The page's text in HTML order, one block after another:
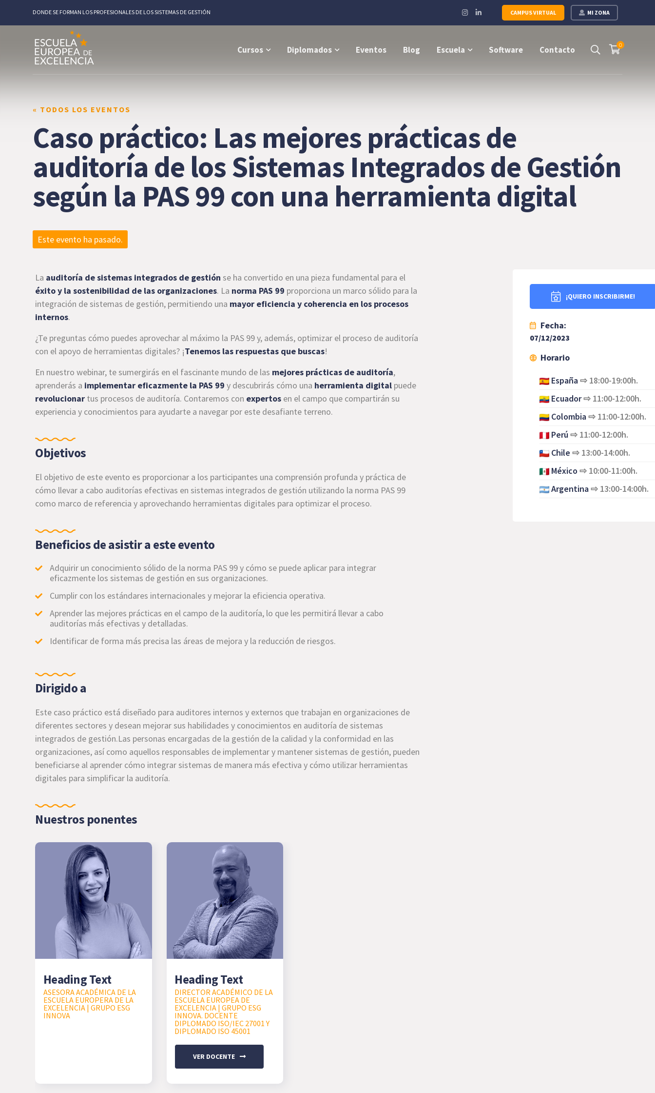
MI ZONA
CAMPUS VIRTUAL
DONDE SE FORMAN LOS PROFESIONALES DE LOS SISTEMAS DE GESTIÓN
Instagram
Profile
LinkedIn
Profile
0
Cursos Diplomados Eventos Blog Escuela Software Contacto
« TODOS LOS EVENTOS
Caso práctico: Las mejores prácticas de
auditoría de los Sistemas Integrados de Gestión
según la PAS 99 con una herramienta digital
Este evento ha pasado.
¡QUIERO INSCRIBIRME!
Fecha:
07/12/2023
Horario
España⇨ 18:00-19:00h.
Ecuador⇨ 11:00-12:00h.
Colombia⇨ 11:00-12:00h.
Perú⇨ 11:00-12:00h.
Chile ⇨ 13:00-14:00h.
México ⇨ 10:00-11:00h.
Argentina⇨ 13:00-14:00h.
La auditoría de sistemas integrados de gestión se ha convertido en una pieza fundamental para el
éxito y la sostenibilidad de las organizaciones. La norma PAS 99 proporciona un marco sólido para la
integración de sistemas de gestión, permitiendo una mayor eficiencia y coherencia en los procesos
internos.
¿Te preguntas cómo puedes aprovechar al máximo la PAS 99 y, además, optimizar el proceso de auditoría
con el apoyo de herramientas digitales? ¡Tenemos las respuestas que buscas!
En nuestro webinar, te sumergirás en el fascinante mundo de las mejores prácticas de auditoría,
aprenderás a implementar eficazmente la PAS 99 y descubrirás cómo una herramienta digital puede
revolucionar tus procesos de auditoría. Contaremos con expertos en el campo que compartirán su
experiencia y conocimientos para ayudarte a navegar por este desafiante terreno.
Objetivos
El objetivo de este evento es proporcionar a los participantes una comprensión profunda y práctica de
cómo llevar a cabo auditorías efectivas en sistemas integrados de gestión utilizando la norma PAS 99
como marco de referencia y aprovechando herramientas digitales para optimizar el proceso.
Beneficios de asistir a este evento
Adquirir un conocimiento sólido de la norma PAS 99 y cómo se puede aplicar para integrar
eficazmente los sistemas de gestión en sus organizaciones.
Cumplir con los estándares internacionales y mejorar la eficiencia operativa.
Aprender las mejores prácticas en el campo de la auditoría, lo que les permitirá llevar a cabo
auditorías más efectivas y detalladas.
Identificar de forma más precisa las áreas de mejora y la reducción de riesgos.
Dirigido a
Este caso práctico está diseñado para auditores internos y externos que trabajan en organizaciones de
diferentes sectores y desean mejorar sus habilidades y conocimientos en auditoría de sistemas
integrados de gestión.Las personas encargadas de la gestión de la calidad y la conformidad en las
organizaciones, así como aquellos responsables de implementar y mantener sistemas de gestión, pueden
beneficiarse al aprender cómo integrar sistemas de manera más efectiva y cómo utilizar herramientas
digitales para simplificar la auditoría.
Nuestros ponentes
Heading Text
ASESORA ACADÉMICA DE LA
ESCUELA EUROPERA DE LA
EXCELENCIA | GRUPO ESG
INNOVA
Heading Text
DIRECTOR ACADÉMICO DE LA
ESCUELA EUROPEA DE
EXCELENCIA | GRUPO ESG
INNOVA. DOCENTE
DIPLOMADO ISO/IEC 27001 Y
DIPLOMADO ISO 45001
VER DOCENTE